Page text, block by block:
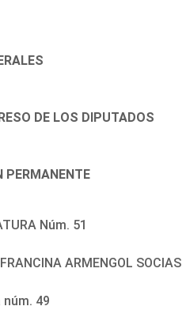
DE LOS DIPUTADOS
PERMANENTE
Núm. 51
ARMENGOL SOCIAS
núm. 49